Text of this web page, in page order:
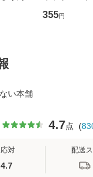
ントス
(看護
ーンレコード
【メール便
355円
い本舗
4.7点 (
対
4.7
配送